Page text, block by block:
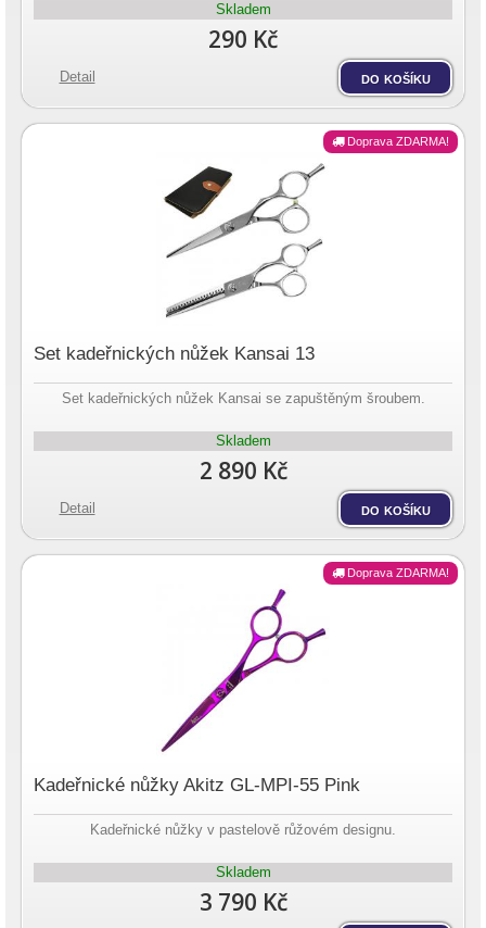
Skladem
290 Kč
Detail do košíku
Set kadeřnických nůžek Kansai 13
Set kadeřnických nůžek Kansai se zapuštěným šroubem.
Skladem
2 890 Kč
Doprava ZDARMA!
Detail do košíku
Kadeřnické nůžky Akitz GL-MPI-55 Pink
Kadeřnické nůžky v pastelově růžovém designu.
Skladem
3 790 Kč
Doprava ZDARMA!